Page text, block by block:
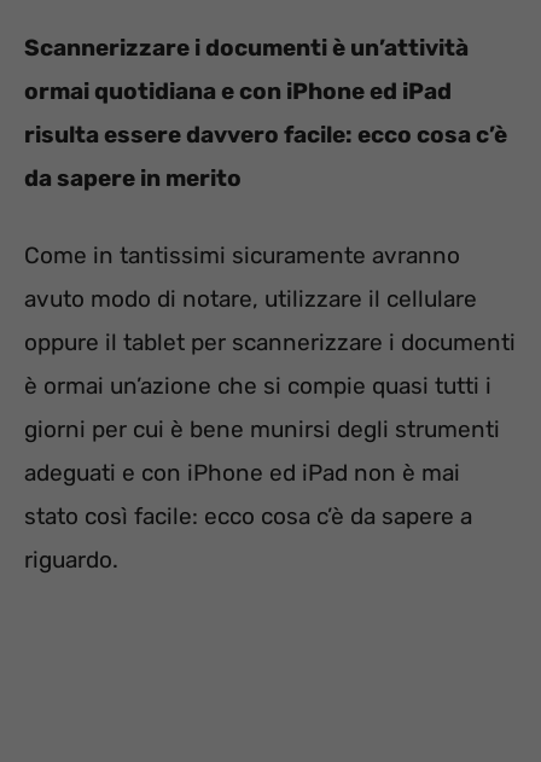
Scannerizzare i documenti è un’attività
ormai quotidiana e con iPhone ed iPad
risulta essere davvero facile: ecco cosa c’è
da sapere in merito
Come in tantissimi sicuramente avranno
avuto modo di notare, utilizzare il cellulare
oppure il tablet per scannerizzare i documenti
è ormai un’azione che si compie quasi tutti i
giorni per cui è bene munirsi degli strumenti
adeguati e con iPhone ed iPad non è mai
stato così facile: ecco cosa c’è da sapere a
riguardo.